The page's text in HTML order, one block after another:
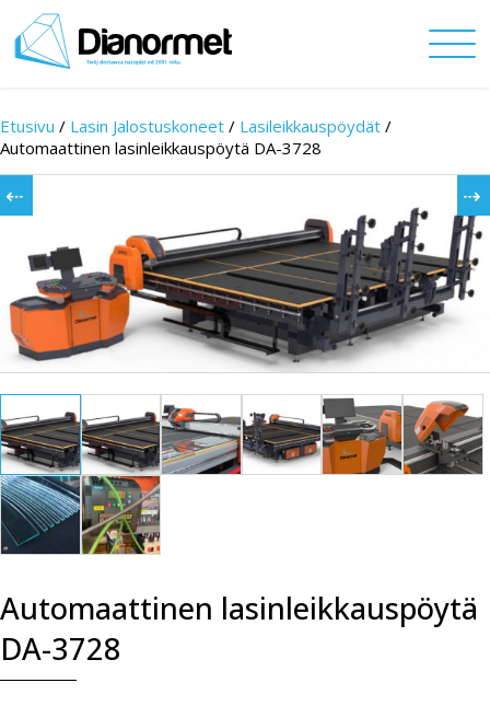
Etusivu / Lasin Jalostuskoneet / Lasileikkauspöydät /
Automaattinen lasinleikkauspöytä DA-3728
Automaattinen lasinleikkauspöytä
DA-3728